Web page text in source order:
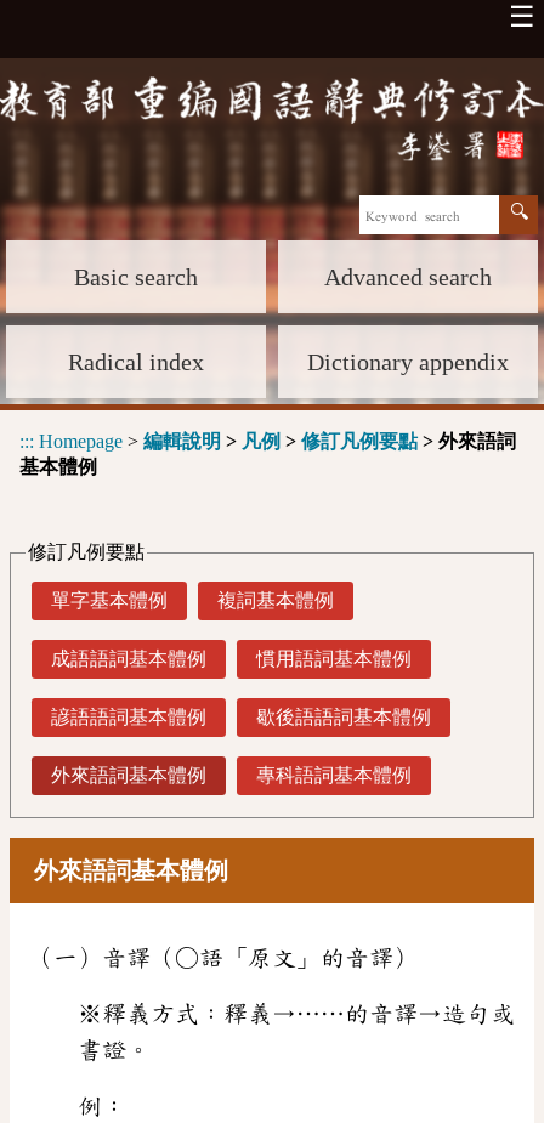
☰
Basic search Advanced search
Radical index Dictionary appendix
::: Homepage > 編輯說明 > 凡例 > 修訂凡例要點> 外來語詞
基本體例
修訂凡例要點
單字基本體例 複詞基本體例
成語語詞基本體例 慣用語詞基本體例
諺語語詞基本體例 歇後語語詞基本體例
外來語詞基本體例 專科語詞基本體例
外來語詞基本體例
（一）音譯（○語「原文」的音譯）
※釋義方式：釋義→……的音譯→造句或
書證。
例：